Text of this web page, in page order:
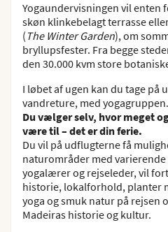
Yogaundervisningen vil enten
skøn klinkebelagt terrasse
( The Winter Garden), om
bryllupsfester. Fra begge
den 30.000 kvm store
I løbet af ugen kan du tage på
vandreture, med yogagruppen.
Du vælger selv, hvor meget
være til – det er din ferie.
Du vil på udflugterne få
naturområder med
yogalærer og rejseleder, vil
historie, lokalforhold, planter
yoga og smuk natur på rejsen
Madeiras historie og kultur.